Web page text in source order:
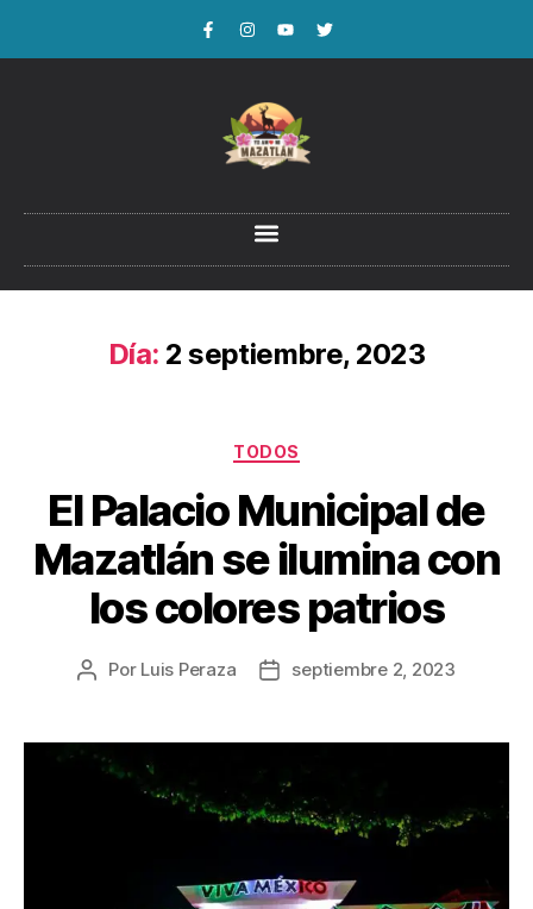
Día: 2 septiembre, 2023
TODOS
El Palacio Municipal de
Mazatlán se ilumina con
los colores patrios
Por Luis Peraza septiembre 2, 2023